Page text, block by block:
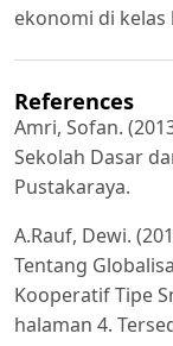
ekonomi di kelas
References
Amri, Sofan.
Sekolah Dasar
Pustakaraya.
A.Rauf, Dewi.
Tentang
Kooperatif Tipe
halaman 4.